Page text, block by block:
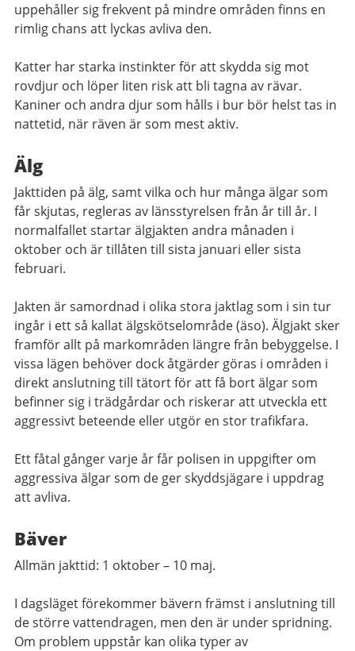
uppehåller sig frekvent på mindre områden finns en
rimlig chans att lyckas avliva den.
Katter har starka instinkter för att skydda sig mot
rovdjur och löper liten risk att bli tagna av rävar.
Kaniner och andra djur som hålls i bur bör helst tas in
nattetid, när räven är som mest aktiv.
Älg
Jakttiden på älg, samt vilka och hur många älgar som
får skjutas, regleras av länsstyrelsen från år till år. I
normalfallet startar älgjakten andra månaden i
oktober och är tillåten till sista januari eller sista
februari.
Jakten är samordnad i olika stora jaktlag som i sin tur
ingår i ett så kallat älgskötselområde (äso). Älgjakt sker
framför allt på markområden längre från bebyggelse. I
vissa lägen behöver dock åtgärder göras i områden i
direkt anslutning till tätort för att få bort älgar som
befinner sig i trädgårdar och riskerar att utveckla ett
aggressivt beteende eller utgör en stor trafikfara.
Ett fåtal gånger varje år får polisen in uppgifter om
aggressiva älgar som de ger skyddsjägare i uppdrag
att avliva.
Bäver
Allmän jakttid: 1 oktober – 10 maj.
I dagsläget förekommer bävern främst i anslutning till
de större vattendragen, men den är under spridning.
Om problem uppstår kan olika typer av